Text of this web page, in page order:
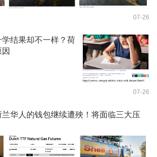
07-26
结果却不一样？荷
07-26
华人的钱包继续遭殃！将面临三大压